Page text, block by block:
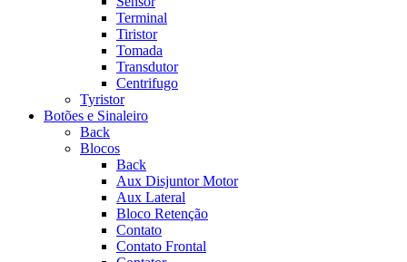
Terminal
Tiristor
Tomada
Transdutor
Centrifugo
Tyristor
Botões e Sinaleiro
Back
Blocos
Back
Aux Disjuntor Motor
Aux Lateral
Bloco Retenção
Contato
Contato Frontal